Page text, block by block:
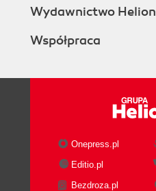
Wydawnictwo Helion
Współpraca
Onepress.pl
Editio.pl
Bezdroza.pl